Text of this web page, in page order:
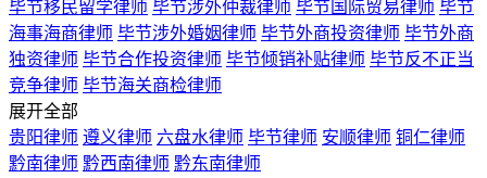
毕节移民留学律师 毕节涉外仲裁律师 毕节国际贸易律师 毕节
海事海商律师 毕节涉外婚姻律师 毕节外商投资律师 毕节外商
独资律师 毕节合作投资律师 毕节倾销补贴律师 毕节反不正当
竞争律师 毕节海关商检律师
展开全部
贵阳律师 遵义律师 六盘水律师 毕节律师 安顺律师 铜仁律师
黔南律师 黔西南律师 黔东南律师